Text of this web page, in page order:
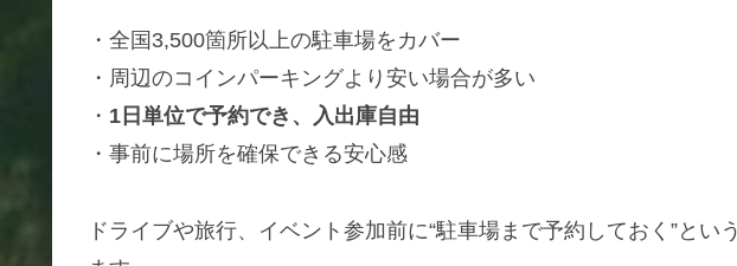
・全国3,500箇所以上の駐車場をカバー
・周辺のコインパーキングより安い場合が多い
・ 1日単位で予約でき、入出庫自由
・事前に場所を確保できる安心感
ドライブや旅行、イベント参加前に“駐車場まで予約しておく”とい